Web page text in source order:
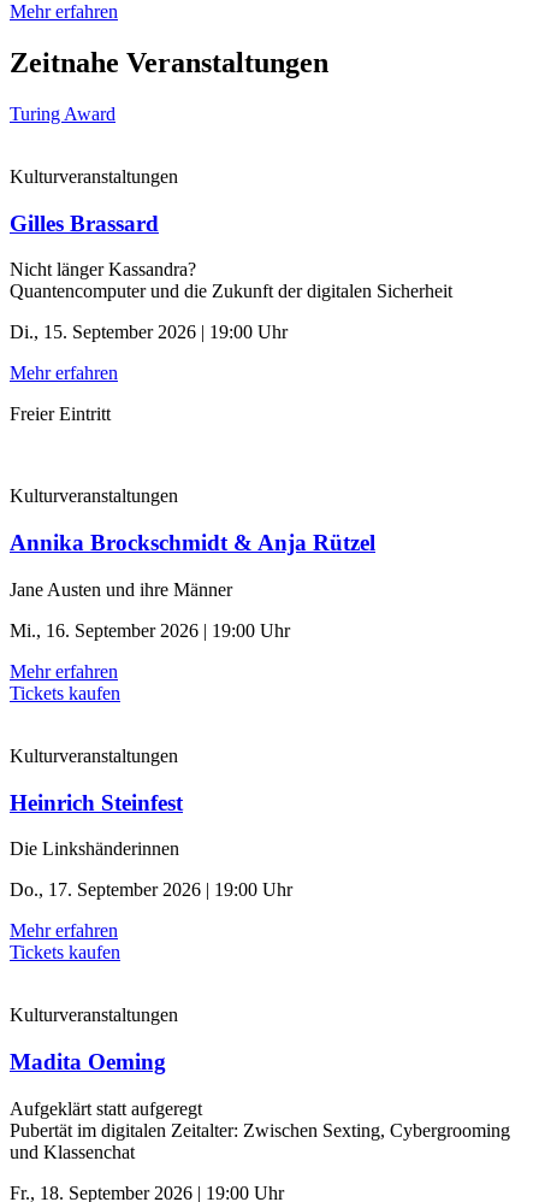
Mehr erfahren
Zeitnahe Veranstaltungen
Turing Award
Kulturveranstaltungen
Gilles Brassard
Nicht länger Kassandra?
Quantencomputer und die Zukunft der digitalen Sicherheit
Di., 15. September 2026 | 19:00 Uhr
Mehr erfahren
Freier Eintritt
Kulturveranstaltungen
Annika Brockschmidt & Anja Rützel
Jane Austen und ihre Männer
Mi., 16. September 2026 | 19:00 Uhr
Mehr erfahren
Tickets kaufen
Kulturveranstaltungen
Heinrich Steinfest
Die Linkshänderinnen
Do., 17. September 2026 | 19:00 Uhr
Mehr erfahren
Tickets kaufen
Kulturveranstaltungen
Madita Oeming
Aufgeklärt statt aufgeregt
Pubertät im digitalen Zeitalter: Zwischen Sexting, Cybergrooming
und Klassenchat
Fr., 18. September 2026 | 19:00 Uhr